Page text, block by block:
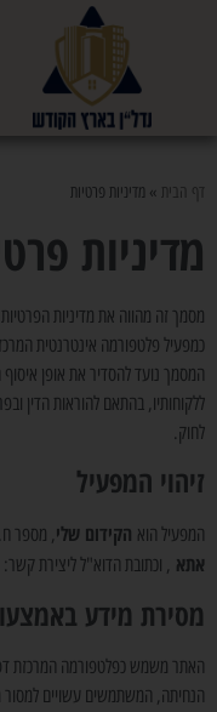
מדיניות
דף הבית » מדיניות פרטיות
מדיניות
מסמך זה מהווה את מדיניות
כמפעיל פלטפורמה אינטרנטית
המסמך נועד להסדיר את אופן
לחוק.
זיהוי המפעיל
המפעיל הוא הקידום שלי, מספר
אתא , וכתובת הדוא"ל ליצירת קשר:
מסירת מידע
האתר משמש כפלטפורמה המרכזת
הנחיתה, המשתמשים עשויים למסור